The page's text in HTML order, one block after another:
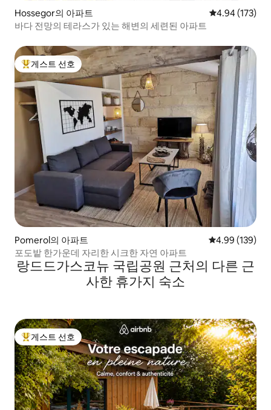
Hossegor의 아파트 평점 4.94점(5
4.94 (173)
바다 전망의 테라스가 있는 해변의 세련된 아파트
상위 게스트 선호
게스트 선호
Pomerol의 아파트 평점 4.99점(5
4.99 (139)
포도밭 한가운데 자리한 시크한 자연 아파트
랑드드가스코뉴 국립공원 근처의 다른 근
사한 휴가지 숙소
상위 게스트 선호
게스트 선호